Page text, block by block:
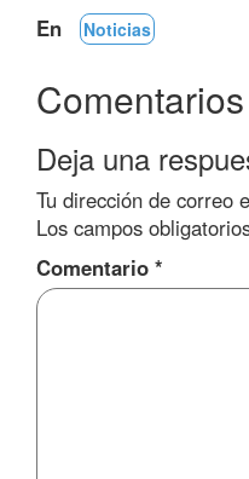
En Noticias
Comentarios
Deja una
Tu dirección de correo
Los campos
Comentario *